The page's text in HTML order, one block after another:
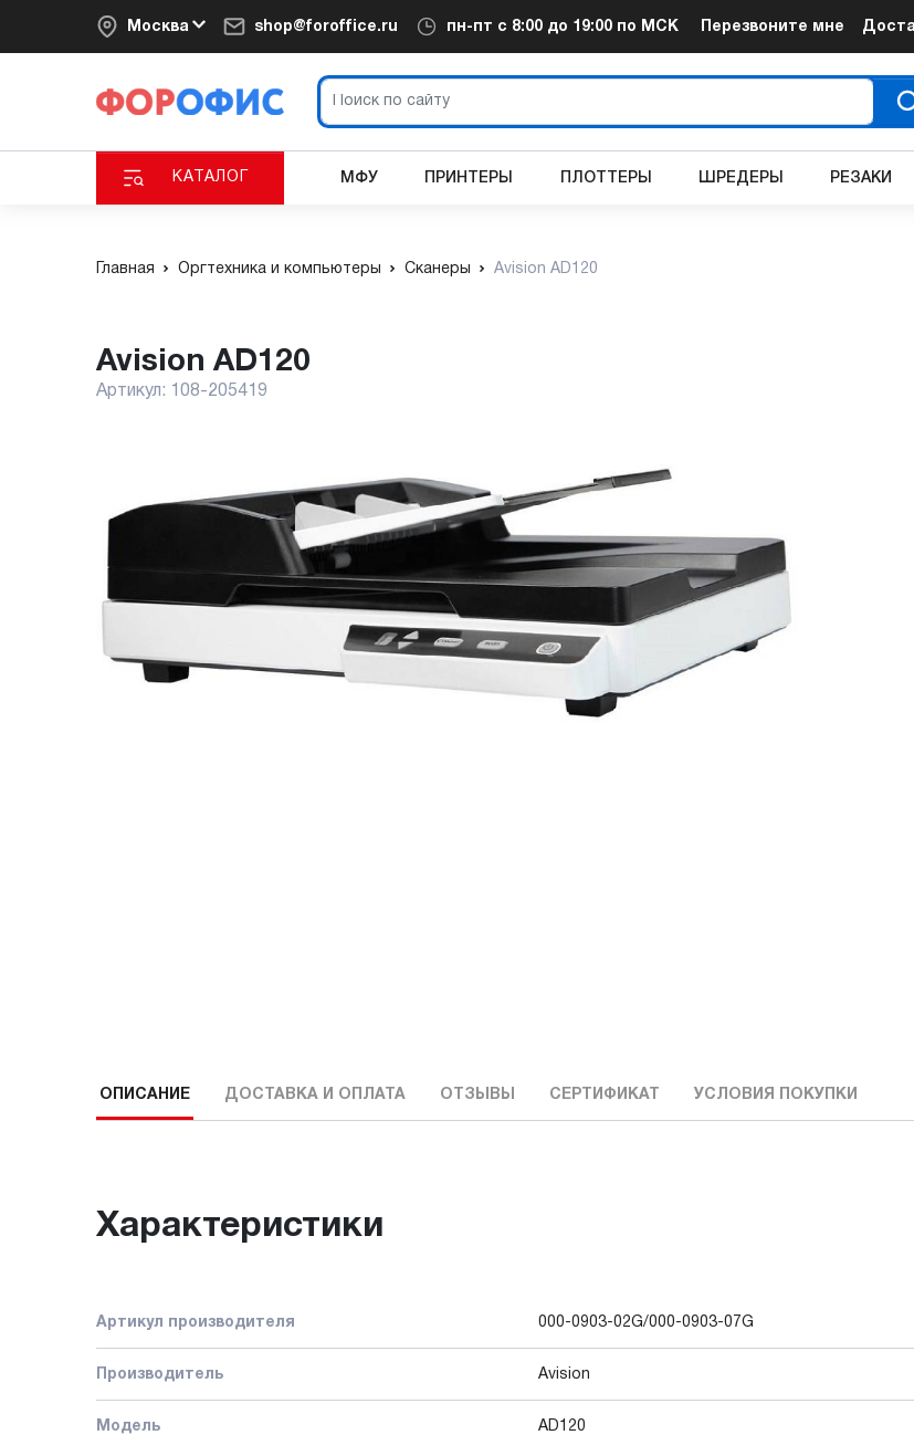
Москва shop@foroffice.ru пн-пт с 8:00 до 19:00 по МСК Перезвоните мне
КАТАЛОГ МФУ ПРИНТЕРЫ ПЛОТТЕРЫ ШРЕДЕРЫ РЕЗАКИ
Главная Оргтехника и компьютеры Сканеры Avision AD120
Avision AD120
Артикул: 108-205419
ОПИСАНИЕ ДОСТАВКА И ОПЛАТА ОТЗЫВЫ СЕРТИФИКАТ УСЛОВИЯ ПОКУПКИ
Характеристики
Артикул производителя 000-0903-02G/000-0903-07G
Производитель Avision
Модель AD120